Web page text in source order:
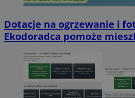
Dotacje na ogrzewanie i
Ekodoradca pomoże